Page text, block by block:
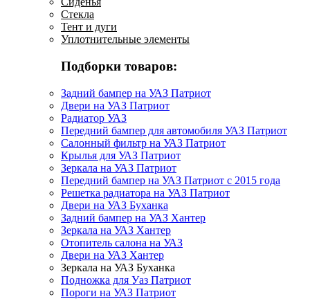
Стекла
Тент и дуги
Уплотнительные элементы
Подборки товаров:
Задний бампер на УАЗ Патриот
Двери на УАЗ Патриот
Радиатор УАЗ
Передний бампер для автомобиля УАЗ Патриот
Салонный фильтр на УАЗ Патриот
Крылья для УАЗ Патриот
Зеркала на УАЗ Патриот
Передний бампер на УАЗ Патриот с 2015 года
Решетка радиатора на УАЗ Патриот
Двери на УАЗ Буханка
Задний бампер на УАЗ Хантер
Зеркала на УАЗ Хантер
Отопитель салона на УАЗ
Двери на УАЗ Хантер
Зеркала на УАЗ Буханка
Подножка для Уаз Патриот
Пороги на УАЗ Патриот